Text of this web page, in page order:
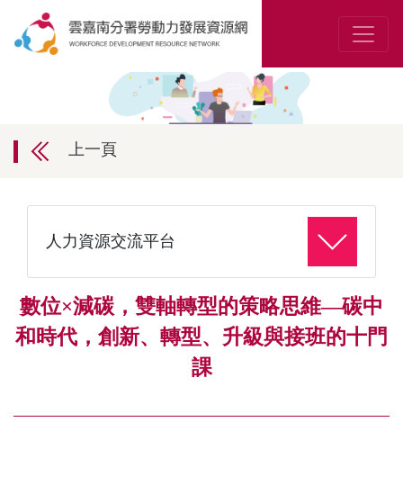
上一頁
人力資源交流平台
數位×減碳，雙軸轉型的策略思維—碳中
和時代，創新、轉型、升級與接班的十門
課